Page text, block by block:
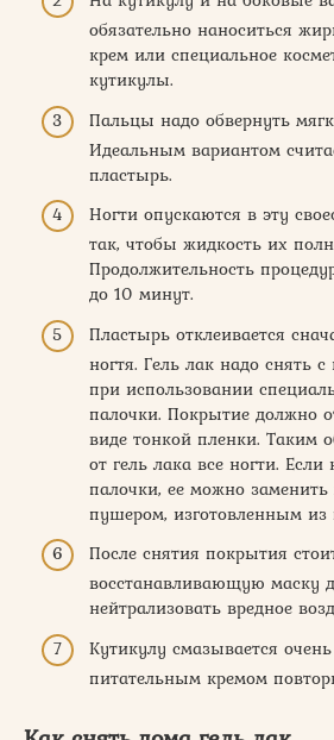
обязательно наноситься
крем или специальное
кутикулы.
Пальцы надо обвернуть
Идеальным вариантом
пластырь.
Ногти опускаются в эту
так, чтобы жидкость их
Продолжительность
до 10 минут.
Пластырь отклеивается
ногтя. Гель лак надо снять
при использовании
палочки. Покрытие должно
виде тонкой пленки. Таким
от гель лака все ногти.
палочки, ее можно
пушером, изготовленным из
После снятия покрытия
восстанавливающую маску
нейтрализовать вредное
Кутикулу смазывается
питательным кремом